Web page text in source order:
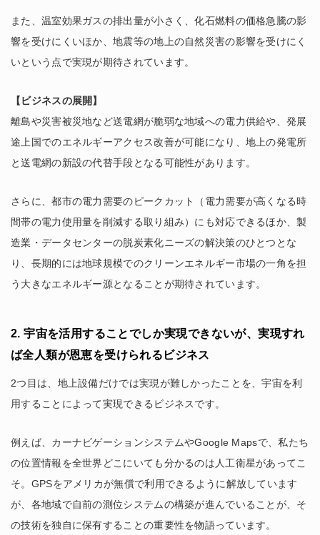
また、温室効果ガスの排出量が小さく、化石燃料の価格急騰の影
響を受けにくいほか、地震等の地上の自然災害の影響を受けにく
いという点で実現が期待されています。
【ビジネスの展開】
離島や災害被災地など送電網が脆弱な地域への電力供給や、発展
途上国でのエネルギーアクセス改善が可能になり、地上の発電所
と送電網の新設の代替手段となる可能性があります。
さらに、都市の電力需要のピークカット（電力需要が高くなる時
間帯の電力使用量を削減する取り組み）にも対応できるほか、製
造業・データセンターの脱炭素化ニーズの解決策のひとつとな
り、長期的には地球規模でのクリーンエネルギー市場の一角を担
う大きなエネルギー源となることが期待されています。
2. 宇宙を活用することでしか実現できないが、実現すれ
ば全人類が恩恵を受けられるビジネス
2つ目は、地上設備だけでは実現が難しかったことを、宇宙を利
用することによって実現できるビジネスです。
例えば、カーナビゲーションシステムやGoogle Mapsで、私たち
の位置情報を全世界どこにいても分かるのは人工衛星があってこ
そ。GPSをアメリカが無償で利用できるように解放しています
が、各地域で自前の測位システムの構築が進んでいることが、そ
の技術を独自に保有することの重要性を物語っています。